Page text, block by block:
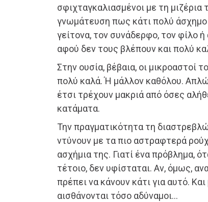
σφιχταγκαλιασμένοι με τη
γνωμάτευση πως κάτι πολύ άσχημο
γείτονα, τον συνάδερφο, τον φίλο
αφού δεν τους βλέπουν και πολύ
Στην ουσία, βέβαια, οι μικροαστοί
πολύ καλά. Ή μάλλον καθόλου.
έτσι τρέχουν μακριά από όσες
κατάματα.
Την πραγματικότητα τη
ντύνουν με τα πιο αστραφτερά
ασχήμια της. Γιατί ένα πρόβλημα,
τέτοιο, δεν υφίσταται. Αν, όμως,
πρέπει να κάνουν κάτι για αυτό.
αισθάνονται τόσο αδύναμοι…